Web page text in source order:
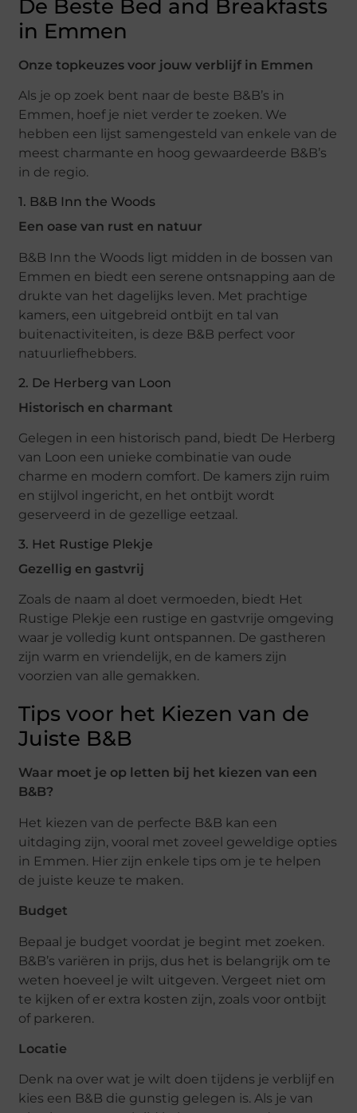
De Beste Bed and Breakfasts
in Emmen
Onze topkeuzes voor jouw verblijf in Emmen
Als je op zoek bent naar de beste B&B’s in
Emmen, hoef je niet verder te zoeken. We
hebben een lijst samengesteld van enkele van de
meest charmante en hoog gewaardeerde B&B’s
in de regio.
1. B&B Inn the Woods
Een oase van rust en natuur
B&B Inn the Woods ligt midden in de bossen van
Emmen en biedt een serene ontsnapping aan de
drukte van het dagelijks leven. Met prachtige
kamers, een uitgebreid ontbijt en tal van
buitenactiviteiten, is deze B&B perfect voor
natuurliefhebbers.
2. De Herberg van Loon
Historisch en charmant
Gelegen in een historisch pand, biedt De Herberg
van Loon een unieke combinatie van oude
charme en modern comfort. De kamers zijn ruim
en stijlvol ingericht, en het ontbijt wordt
geserveerd in de gezellige eetzaal.
3. Het Rustige Plekje
Gezellig en gastvrij
Zoals de naam al doet vermoeden, biedt Het
Rustige Plekje een rustige en gastvrije omgeving
waar je volledig kunt ontspannen. De gastheren
zijn warm en vriendelijk, en de kamers zijn
voorzien van alle gemakken.
Tips voor het Kiezen van de
Juiste B&B
Waar moet je op letten bij het kiezen van een
B&B?
Het kiezen van de perfecte B&B kan een
uitdaging zijn, vooral met zoveel geweldige opties
in Emmen. Hier zijn enkele tips om je te helpen
de juiste keuze te maken.
Budget
Bepaal je budget voordat je begint met zoeken.
B&B’s variëren in prijs, dus het is belangrijk om te
weten hoeveel je wilt uitgeven. Vergeet niet om
te kijken of er extra kosten zijn, zoals voor ontbijt
of parkeren.
Locatie
Denk na over wat je wilt doen tijdens je verblijf en
kies een B&B die gunstig gelegen is. Als je van